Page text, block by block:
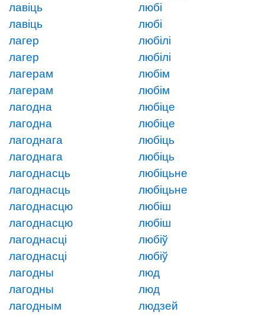
лавіць
лавіць
лагер
лагер
лагерам
лагерам
лагодна
лагодна
лагоднага
лагоднага
лагоднасць
лагоднасць
лагоднасцю
лагоднасцю
лагоднасці
лагоднасці
лагодны
лагодны
лагодным
любі
любі
любілі
любілі
любім
любім
любіце
любіце
любіць
любіць
любіцьне
любіцьне
любіш
любіш
любіў
любіў
люд
люд
людзей